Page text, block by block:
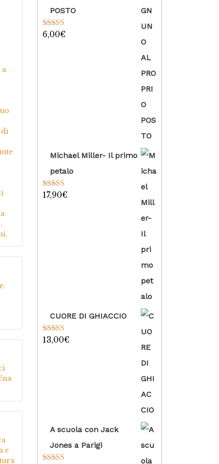
di
su
e
POSTO
Valutato
6,00€
Michael Miller- Il primo
petalo
Valutato
17,90€
CUORE DI GHIACCIO
Valutato
13,00€
A scuola con Jack
Jones a Parigi